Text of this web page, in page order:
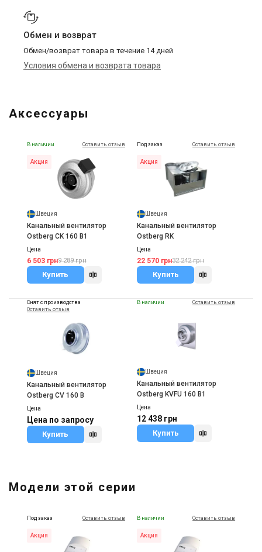
Обмен и возврат
Обмен/возврат товара в течение 14 дней
Условия обмена и возврата товара
Аксессуары
В наличии Оставить отзыв
Акция
Швеция
Канальный вентилятор
Ostberg CK 160 B1
Цена
6 503 грн9 289 грн
Купить
Под заказ Оставить отзыв
Акция
Швеция
Канальный вентилятор
Ostberg RK
Цена
22 570 грн32 242 грн
Купить
Снят с производства
Оставить отзыв
Швеция
Канальный вентилятор
Ostberg CV 160 B
Цена
Цена по запросу
Купить
В наличии Оставить отзыв
Швеция
Канальный вентилятор
Ostberg KVFU 160 B1
Цена
12 438 грн
Купить
Модели этой серии
Под заказ Оставить отзыв
Акция
В наличии Оставить отзыв
Акция